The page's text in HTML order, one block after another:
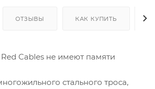
ОТЗЫВЫ КАК КУПИТЬ
Cables не имеют памяти
стального троса,